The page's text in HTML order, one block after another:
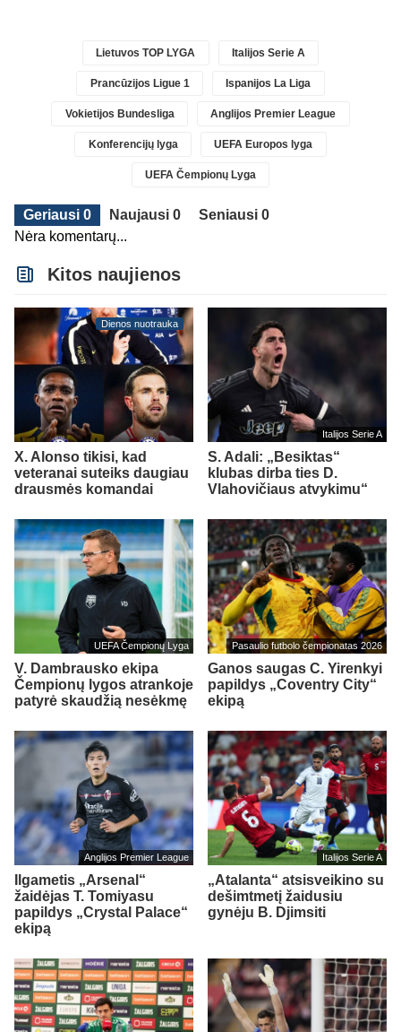
Lietuvos TOP LYGA Italijos Serie A
Prancūzijos Ligue 1 Ispanijos La Liga
Vokietijos Bundesliga Anglijos Premier League
Konferencijų lyga UEFA Europos lyga
UEFA Čempionų Lyga
Geriausi 0 Naujausi 0
Seniausi 0
Nėra komentarų...
Kitos naujienos
Dienos nuotrauka
X. Alonso tikisi, kad
veteranai suteiks daugiau
drausmės komandai
Italijos Serie A
S. Adali: „Besiktas“
klubas dirba ties D.
Vlahovičiaus atvykimu“
UEFA Čempionų Lyga
V. Dambrausko ekipa
Čempionų lygos atrankoje
patyrė skaudžią nesėkmę
Pasaulio futbolo čempionatas 2026
Ganos saugas C. Yirenkyi
papildys „Coventry City“
ekipą
Anglijos Premier League
Ilgametis „Arsenal“
žaidėjas T. Tomiyasu
papildys „Crystal Palace“
ekipą
Italijos Serie A
„Atalanta“ atsisveikino su
dešimtmetį žaidusiu
gynėju B. Djimsiti